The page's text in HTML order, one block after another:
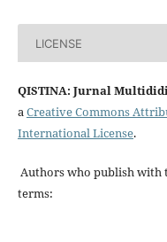
LICENSE
QISTINA: Jurnal
aCreative Commons
International License.
Authors who publish with
terms: